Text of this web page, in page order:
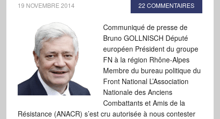
19 NOVEMBRE 2014 22 COMMENTAIRES
Communiqué de presse de
Bruno GOLLNISCH Député
européen Président du groupe
FN à la région Rhône-Alpes
Membre du bureau politique du
Front National L’Association
Nationale des Anciens
Combattants et Amis de la
Résistance (ANACR) s’est cru autorisée à nous contester